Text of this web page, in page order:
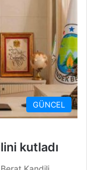
GÜNCEL
kutladı